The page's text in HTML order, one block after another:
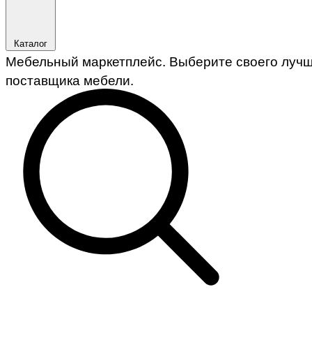
Каталог
Мебельный маркетплейс. Выберите своего
поставщика мебели.